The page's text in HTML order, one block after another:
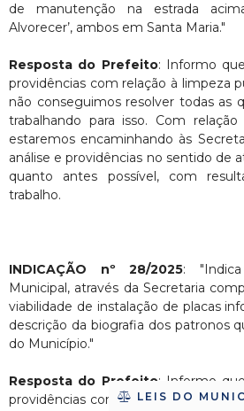
LEIS DO
de manutenção na estrada
Alvorecer’, ambos em Santa Maria."
Resposta do Prefeito: Informo
providências com relação à limpeza
não conseguimos resolver todas as
trabalhando para isso. Com
estaremos encaminhando às
análise e providências no sentido de
quanto antes possível, com
trabalho.
INDICAÇÃO nº 28/2025:
Municipal, através da Secretaria
viabilidade de instalação de placas
descrição da biografia dos patronos
do Município."
Resposta do Prefeito: Informo
providências com relação à limpeza